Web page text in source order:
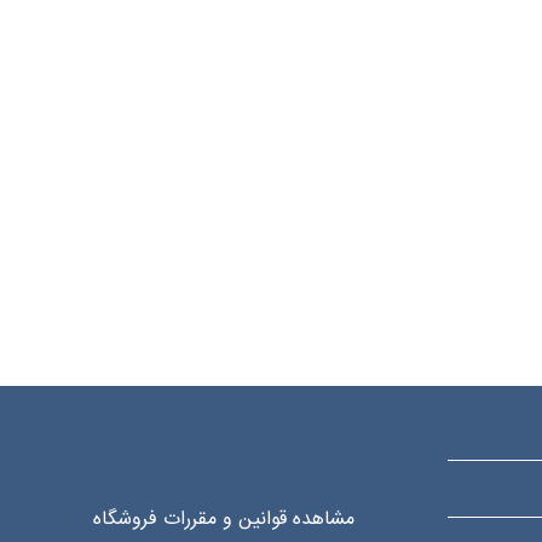
مشاهده قوانین و مقررات فروشگاه